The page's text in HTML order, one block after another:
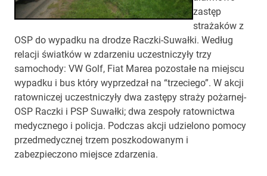
zastęp
strażaków z
OSP do wypadku na drodze Raczki-Suwałki. Według
relacji światków w zdarzeniu uczestniczyły trzy
samochody: VW Golf, Fiat Marea pozostałe na miejscu
wypadku i bus który wyprzedzał na “trzeciego”. W akcji
ratowniczej uczestniczyły dwa zastępy straży pożarnej-
OSP Raczki i PSP Suwałki; dwa zespoły ratownictwa
medycznego i policja. Podczas akcji udzielono pomocy
przedmedycznej trzem poszkodowanym i
zabezpieczono miejsce zdarzenia.